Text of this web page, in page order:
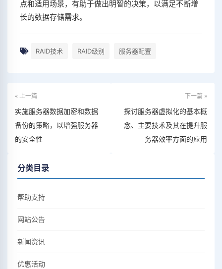
点和适用场景，有助于做出明智的决策，以满足不断增
长的数据存储需求。
RAID技术 RAID级别 服务器配置
« 上一篇
实施服务器数据加密和数据
备份的策略，以增强服务器
的安全性
下一篇 »
探讨服务器虚拟化的基本概
念、主要技术及其在提升服
务器效率方面的应用
分类目录
帮助支持
网站公告
新闻资讯
优惠活动